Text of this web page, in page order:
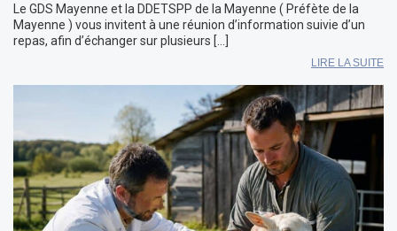
Le GDS Mayenne et la DDETSPP de la Mayenne ( Préfète de la
Mayenne ) vous invitent à une réunion d’information suivie d’un
repas, afin d’échanger sur plusieurs […]
LIRE LA SUITE